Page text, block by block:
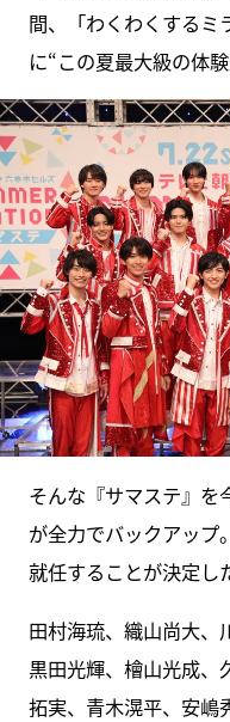
間、「わくわくするミ
に“この夏最大級の体
そんな『サマステ』を
が全力でバックアップ
就任することが決定し
田村海琉、織山尚大、
黒田光輝、檜山光成、
拓実、青木滉平、安嶋